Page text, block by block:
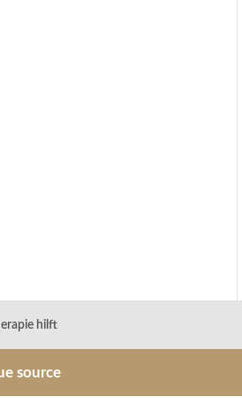
hilft
source